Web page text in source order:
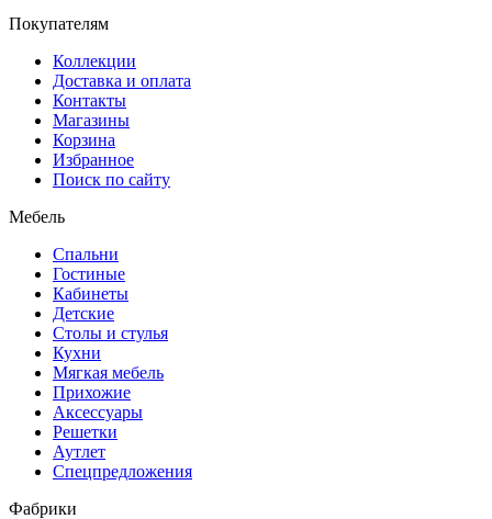
Покупателям
Коллекции
Доставка и оплата
Контакты
Магазины
Корзина
Избранное
Поиск по сайту
Мебель
Спальни
Гостиные
Кабинеты
Детские
Столы и стулья
Кухни
Мягкая мебель
Прихожие
Аксессуары
Решетки
Аутлет
Спецпредложения
Фабрики